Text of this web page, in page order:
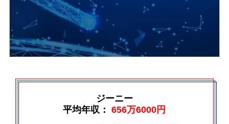
ジーニー
平均年収：656万6000円